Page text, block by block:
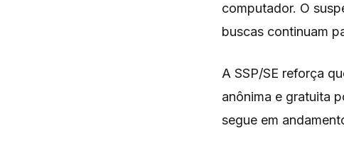
computador. O
buscas continuam
A SSP/SE reforça
anônima e gratuita
segue em